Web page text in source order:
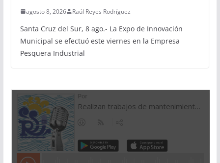
agosto 8, 2026 Raúl Reyes Rodríguez
Santa Cruz del Sur, 8 ago.- La Expo de Innovación
Municipal se efectuó este viernes en la Empresa
Pesquera Industrial